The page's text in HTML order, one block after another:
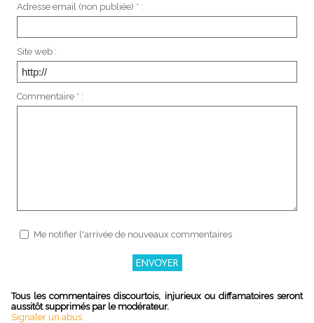
Adresse email (non publiée) * :
Site web :
Commentaire * :
Me notifier l'arrivée de nouveaux commentaires
Tous les commentaires discourtois, injurieux ou diffamatoires seront
aussitôt supprimés par le modérateur.
Signaler un abus